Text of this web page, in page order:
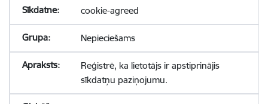
cookie-agreed
Nepieciešams
Reģistrē, ka lietotājs ir apstiprinājis
sīkdatņu paziņojumu.